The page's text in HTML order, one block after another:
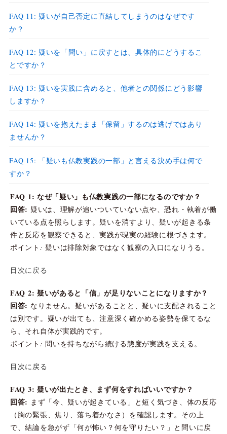
FAQ 11: 疑いが自己否定に直結してしまうのはなぜです
か？
FAQ 12: 疑いを「問い」に戻すとは、具体的にどうするこ
とですか？
FAQ 13: 疑いを実践に含めると、他者との関係にどう影響
しますか？
FAQ 14: 疑いを抱えたまま「保留」するのは逃げではあり
ませんか？
FAQ 15: 「疑いも仏教実践の一部」と言える決め手は何で
すか？
FAQ 1: なぜ「疑い」も仏教実践の一部になるのですか？
回答: 疑いは、理解が追いついていない点や、恐れ・執着が働
いている点を照らします。疑いを消すより、疑いが起きる条
件と反応を観察できると、実践が現実の経験に根づきます。
ポイント: 疑いは排除対象ではなく観察の入口になりうる。
目次に戻る
FAQ 2: 疑いがあると「信」が足りないことになりますか？
回答: なりません。疑いがあることと、疑いに支配されること
は別です。疑いが出ても、注意深く確かめる姿勢を保てるな
ら、それ自体が実践的です。
ポイント: 問いを持ちながら続ける態度が実践を支える。
目次に戻る
FAQ 3: 疑いが出たとき、まず何をすればいいですか？
回答: まず「今、疑いが起きている」と短く気づき、体の反応
（胸の緊張、焦り、落ち着かなさ）を確認します。その上
で、結論を急がず「何が怖い？何を守りたい？」と問いに戻